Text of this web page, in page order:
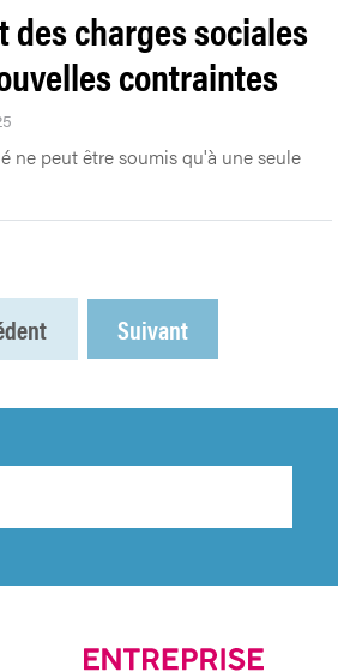
des charges sociales
contraintes
ne peut être soumis qu'à une seule
Suivant